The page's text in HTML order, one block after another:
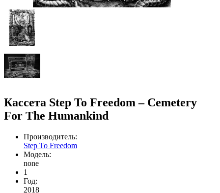
Кассета Step To Freedom – Cemetery
For The Humankind
Производитель:
Step To Freedom
Модель:
none
1
Год:
2018